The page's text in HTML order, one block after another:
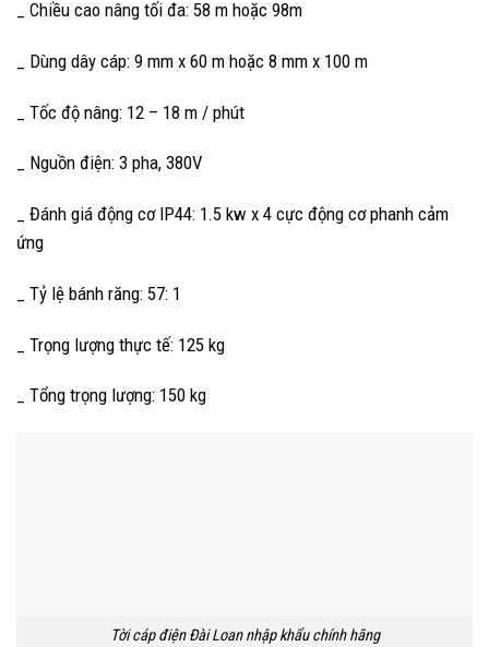
_ Chiều cao nâng tối đa: 58 m hoặc 98m
_ Dùng dây cáp: 9 mm x 60 m hoặc 8 mm x 100 m
_ Tốc độ nâng: 12 – 18 m / phút
_ Nguồn điện: 3 pha, 380V
_ Đánh giá động cơ IP44: 1.5 kw x 4 cực động cơ phanh cảm
ứng
_ Tỷ lệ bánh răng: 57: 1
_ Trọng lượng thực tế: 125 kg
_ Tổng trọng lượng: 150 kg
Tời cáp điện Đài Loan nhập khẩu chính hãng